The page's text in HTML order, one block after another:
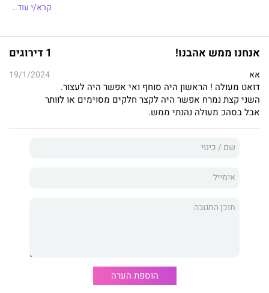
היא גרה אצלי בבית, תמיד איתי, תמיד תחת שליטתי.
ככל שאני דוחף אותה, כך היא דוחפת חזרה.
היא מקלפת מעליי את הסודות שלי, זה אחר זה.
כשיגיע הזמן לפעולה, האם מארה תהיה מוכנה?
אזהרה לקוראים: זהו רומן אפל ולוהט על רוצח סדרתי, שעשוי לכלול
קרא/י עוד..
אנחנו ממש אהבנו! 1 דירוגים
אא 19/1/2024
דואט מעולה ! הראשון היה סוחף ואי אפשר היה לעצור.
השני קצת נמרח אפשר היה לקצר חלקים מסוימים או לוותר
אבל בסהכ מעולה נהנתי ממש.
הוספת הערה